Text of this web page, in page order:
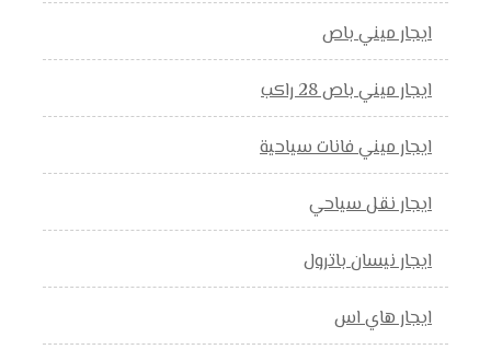
ايجار ميني باص
ايجار ميني باص 28 راكب
ايجار ميني فانات سياحية
ايجار نقل سياحي
ايجار نيسان باترول
ايجار هاي اس